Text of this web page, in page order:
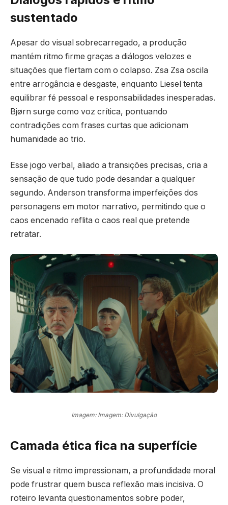
sustentado
Apesar do visual sobrecarregado, a produção
mantém ritmo firme graças a diálogos velozes e
situações que flertam com o colapso. Zsa Zsa oscila
entre arrogância e desgaste, enquanto Liesel tenta
equilibrar fé pessoal e responsabilidades inesperadas.
Bjørn surge como voz crítica, pontuando
contradições com frases curtas que adicionam
humanidade ao trio.
Esse jogo verbal, aliado a transições precisas, cria a
sensação de que tudo pode desandar a qualquer
segundo. Anderson transforma imperfeições dos
personagens em motor narrativo, permitindo que o
caos encenado reflita o caos real que pretende
retratar.
Imagem: Imagem: Divulgação
Camada ética fica na superfície
Se visual e ritmo impressionam, a profundidade moral
pode frustrar quem busca reflexão mais incisiva. O
roteiro levanta questionamentos sobre poder,